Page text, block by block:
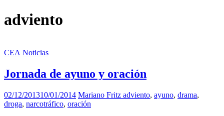
adviento
CEA Noticias
Jornada de ayuno y oración
02/12/201310/01/2014 Mariano Fritz adviento, ayuno, drama,
droga, narcotráfico, oración